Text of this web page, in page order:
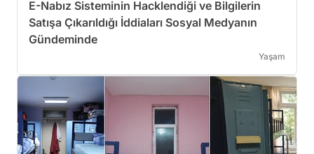
E-Nabız Sisteminin Hacklendiği ve Bilgilerin
Satışa Çıkarıldığı İddiaları Sosyal Medyanın
Gündeminde
Yaşam